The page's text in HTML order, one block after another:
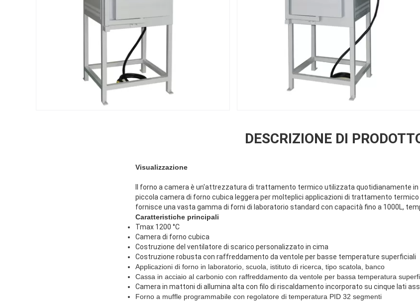
DESCRIZIONE DI
Visualizzazione
Il forno a camera è un'attrezzatura di trattamento termico utilizzata quotidianamente in
piccola camera di forno cubica leggera per molteplici applicazioni di trattamento
fornisce una vasta gamma di forni di laboratorio standard con capacità fino a 1000L,
Caratteristiche principali
Tmax 1200 °C
Camera di forno cubica
Costruzione del ventilatore di scarico personalizzato in cima
Costruzione robusta con raffreddamento da ventole per basse temperature superficiali
Applicazioni di forno in laboratorio, scuola, istituto di ricerca, tipo scatola, banco
Cassa in acciaio al carbonio con raffreddamento da ventole per bassa temperatura
Camera in mattoni di allumina alta con filo di riscaldamento incorporato su cinque lati
Forno a muffle programmabile con regolatore di temperatura PID 32 segmenti